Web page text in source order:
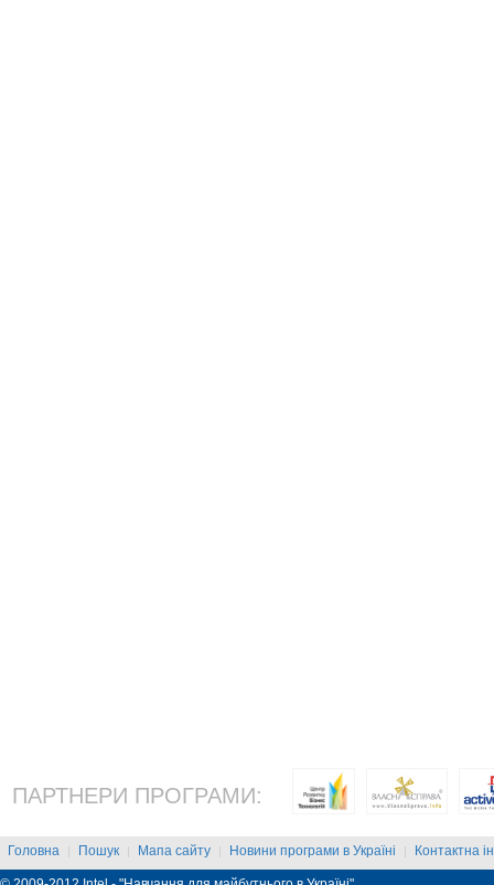
ПАРТНЕРИ ПРОГРАМИ:
Головна | Пошук | Мапа сайту | Новини програми в Україні | Контактна